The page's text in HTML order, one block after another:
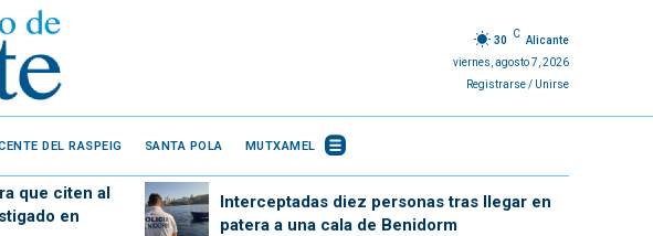
30
C
Alicante
viernes, agosto 7, 2026
Registrarse / Unirse
DEL RASPEIG SANTA POLA MUTXAMEL
que citen al
en
Interceptadas diez personas tras llegar en
patera a una cala de Benidorm